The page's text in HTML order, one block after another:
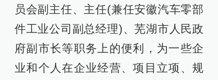
员会副主任、主任(兼任安徽汽车零部
件工业公司副总经理)、芜湖市人民政
府副市长等职务上的便利，为一些企
业和个人在企业经营、项目立项、规